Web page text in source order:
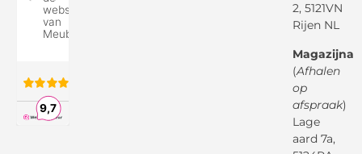
Betaalmethodes
Montageservice
2, 5121VN
Rijen NL
(Afhalen
op
afspraak)
Lage
aard 7a,